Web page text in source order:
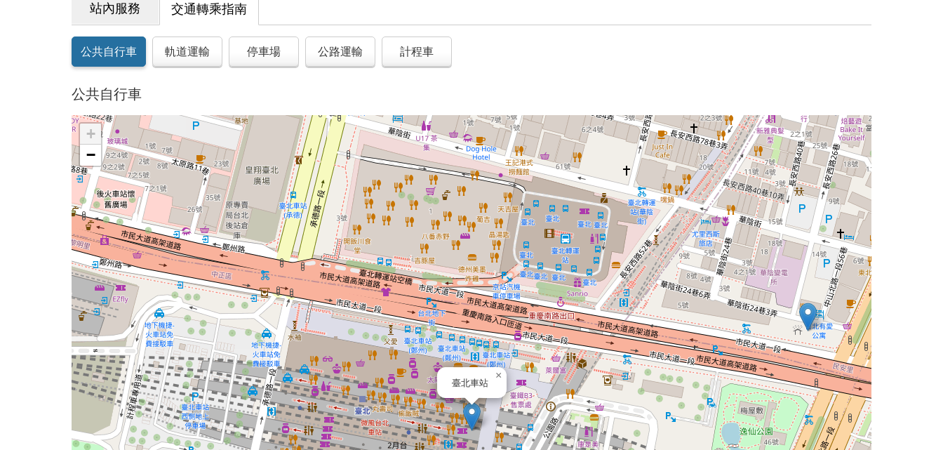
站內服務 交通轉乘指南
公共自行車 軌道運輸 停車場 公路運輸 計程車
公共自行車
臺北車站
×
+
−